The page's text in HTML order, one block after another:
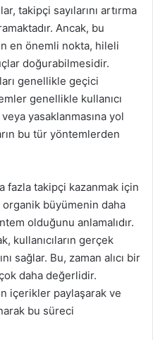
takipçi sayılarını artırma
Ancak, bu
en önemli nokta, hileli
doğurabilmesidir.
genellikle geçici
genellikle kullanıcı
veya yasaklanmasına yol
bu tür yöntemlerden
fazla takipçi kazanmak için
büyümenin daha
olduğunu anlamalıdır.
kullanıcıların gerçek
sağlar. Bu, zaman alıcı bir
daha değerlidir.
içerikler paylaşarak ve
bu süreci